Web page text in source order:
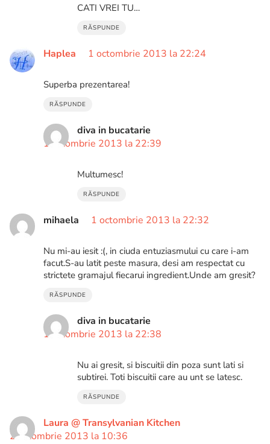
CATI VREI TU…
RĂSPUNDE
Haplea 1 octombrie 2013 la 22:24
Superba prezentarea!
RĂSPUNDE
diva in bucatarie
1 octombrie 2013 la 22:39
Multumesc!
RĂSPUNDE
mihaela 1 octombrie 2013 la 22:32
Nu mi-au iesit :(, in ciuda entuziasmului cu care i-am
facut.S-au latit peste masura, desi am respectat cu
strictete gramajul fiecarui ingredient.Unde am gresit?
RĂSPUNDE
diva in bucatarie
1 octombrie 2013 la 22:38
Nu ai gresit, si biscuitii din poza sunt lati si
subtirei. Toti biscuitii care au unt se latesc.
RĂSPUNDE
Laura @ Transylvanian Kitchen
2 octombrie 2013 la 10:36